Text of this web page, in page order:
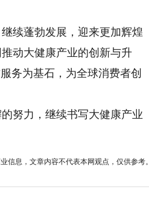
续蓬勃发展，迎来更加辉煌
动大健康产业的创新与升
务为基石，为全球消费者创
努力，继续书写大健康产业
信息，文章内容不代表本网观点，仅供参考。